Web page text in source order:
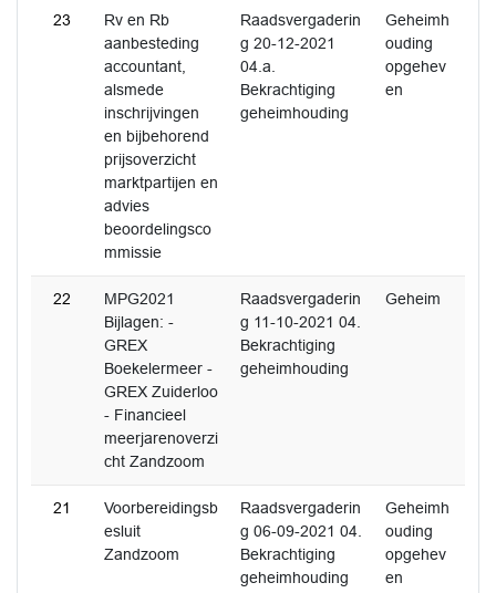
23
Rv en Rb
aanbesteding
accountant,
alsmede
inschrijvingen
en bijbehorend
prijsoverzicht
marktpartijen en
advies
beoordelingsco
mmissie
Raadsvergaderin
g 20-12-2021
04.a.
Bekrachtiging
geheimhouding
Geheimh
ouding
opgehev
en
22
MPG2021
Bijlagen: -
GREX
Boekelermeer -
GREX Zuiderloo
- Financieel
meerjarenoverzi
cht Zandzoom
Raadsvergaderin
g 11-10-2021 04.
Bekrachtiging
geheimhouding
Geheim
21
Voorbereidingsb
esluit
Zandzoom
Raadsvergaderin
g 06-09-2021 04.
Bekrachtiging
geheimhouding
Geheimh
ouding
opgehev
en